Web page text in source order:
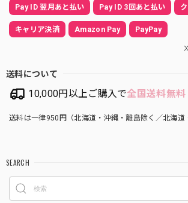
Pay ID 翌月あと払い Pay ID 3回あと払い
キャリア決済 Amazon Pay PayPay
送料について
10,000円以上ご購入で全国送料無料
送料は一律950円（北海道・沖縄・離島除く／北海道
SEARCH